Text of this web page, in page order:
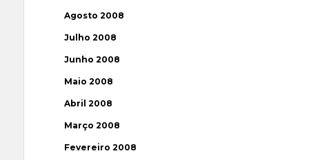
Agosto 2008
Julho 2008
Junho 2008
Maio 2008
Abril 2008
Março 2008
Fevereiro 2008